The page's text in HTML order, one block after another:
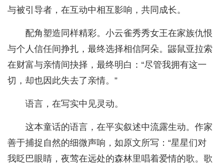
与被引导者，在互动中相互影响，共同成长。
配角塑造同样精彩。小云雀秀秀女王在家族仇恨
与个人信任间挣扎，最终选择相信阿朵。鼹鼠亚拉索
在财富与亲情间抉择，最终明白：“尽管我拥有这一
切，却也因此失去了亲情。”
语言，在写实中见灵动。
这本童话的语言，在平实叙述中流露生动。作家
善于捕捉自然的细微声响，如原文所写：“星星们对
我眨巴眼睛，夜莺在远处的森林里唱着爱情的歌。歌